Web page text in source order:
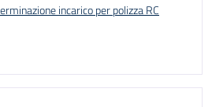
incarico per polizza RC